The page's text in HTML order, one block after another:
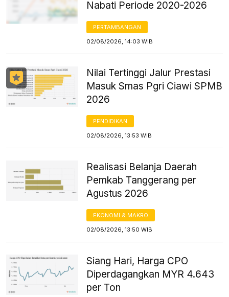
Nabati Periode 2020-2026
PERTAMBANGAN
02/08/2026, 14:03 WIB
Nilai Tertinggi Jalur Prestasi
Masuk Smas Pgri Ciawi SPMB
2026
PENDIDIKAN
02/08/2026, 13:53 WIB
Realisasi Belanja Daerah
Pemkab Tanggerang per
Agustus 2026
EKONOMI & MAKRO
02/08/2026, 13:50 WIB
Siang Hari, Harga CPO
Diperdagangkan MYR 4.643
per Ton